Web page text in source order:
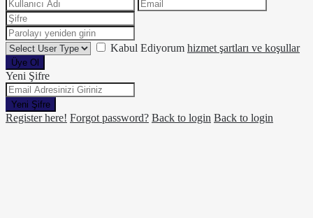
Kabul Ediyorum hizmet şartları ve koşullar
Üye Ol
Yeni Şifre
Yeni Şifre
Register here! Forgot password? Back to login Back to login